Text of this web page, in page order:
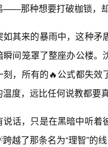
——那种想要打破枷锁，
如其来的暴雨中，这种矛
瞬间笼罩了整座办公楼
刻，所有的🔥公式都失
度，远比任何说教都要
说话，只是在黑暗中听着
越了那条名为“理智”的